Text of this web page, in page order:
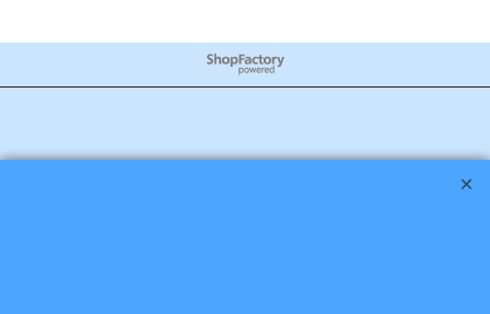
Boutique en ligne créés
avec le logiciel